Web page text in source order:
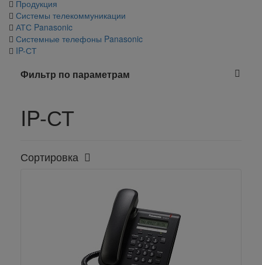
Продукция
Системы телекоммуникации
АТС Panasonic
Системные телефоны Panasonic
IP-СТ
Фильтр по параметрам
IP-СТ
Сортировка